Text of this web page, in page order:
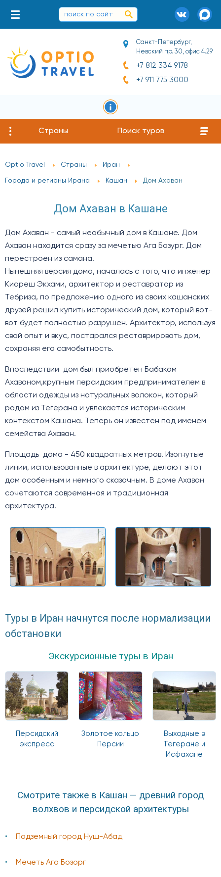
Санкт-Петербург,
Невский пр. 30, офис 4.29
+7 812 334 9178
+7 911 775 3000
Страны Поиск туров
Optio Travel Страны Иран
Города и регионы Ирана Кашан Дом Ахаван
Дом Ахаван в Кашане
Дом Ахаван - самый необычный дом в Кашане. Дом
Ахаван находится сразу за мечетью Ага Бозург. Дом
перестроен из самана.
Нынешняя версия дома, началась с того, что инженер
Киареш Экхами, архитектор и реставратор из
Тебриза, по предложению одного из своих кашанских
друзей решил купить исторический дом, который вот-
вот будет полностью разрушен. Архитектор, используя
свой опыт и вкус, постарался реставрировать дом,
сохраняя его самобытность.
Впоследствии дом был приобретен Бабаком
Ахаваном,крупным персидским предпринимателем в
области одежды из натуральных волокон, который
родом из Тегерана и увлекается историческим
контекстом Кашана. Теперь он известен под именем
семейства Ахаван.
Площадь дома - 450 квадратных метров. Изогнутые
линии, использованные в архитектуре, делают этот
дом особенным и немного сказочным. В доме Ахаван
сочетаются современная и традиционная
архитектура.
Туры в Иран начнутся после нормализации
обстановки
Экскурсионные туры в Иран
Персидский
экспресс
Золотое кольцо
Персии
Выходные в
Тегеране и
Исфахане
Смотрите также в Кашан — древний город
волхвов и персидской архитектуры
Подземный город Нуш-Абад
Мечеть Ага Бозорг